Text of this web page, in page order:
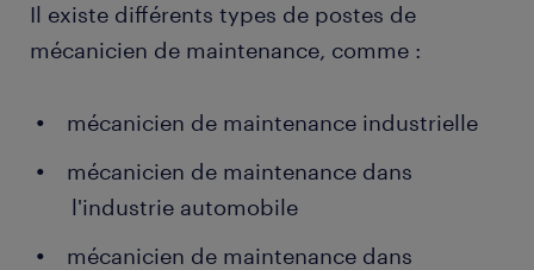
Il existe différents types de postes de
mécanicien de maintenance, comme :
mécanicien de maintenance industrielle
mécanicien de maintenance dans
l'industrie automobile
mécanicien de maintenance dans